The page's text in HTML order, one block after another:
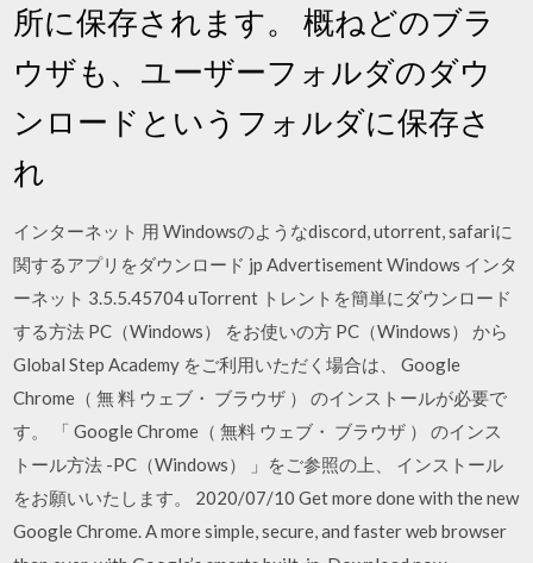
所に保存されます。 概ねどのブラ
ウザも、ユーザーフォルダのダウ
ンロードというフォルダに保存さ
れ
インターネット 用 Windowsのようなdiscord, utorrent, safariに
関するアプリをダウンロード jp Advertisement Windows インタ
ーネット 3.5.5.45704 uTorrent トレントを簡単にダウンロード
する方法 PC（Windows） をお使いの方 PC（Windows） から
Global Step Academy をご利用いただく場合は、 Google
Chrome（ 無 料 ウェブ・ ブラウザ ） のインストールが必要で
す。 「 Google Chrome（ 無料 ウェブ・ ブラウザ ） のインス
トール方法 -PC（Windows） 」をご参照の上、 インストール
をお願いいたします。 2020/07/10 Get more done with the new
Google Chrome. A more simple, secure, and faster web browser